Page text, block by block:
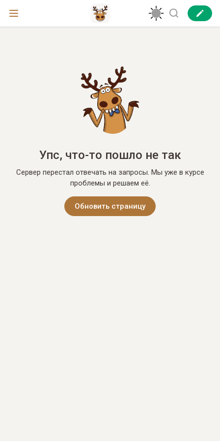
Упс, что-то пошло не так
Сервер перестал отвечать на запросы. Мы уже в курсе
проблемы и решаем её.
Обновить страницу